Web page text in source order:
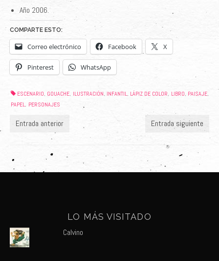
Año 2006.
COMPARTE ESTO:
Correo electrónico Facebook X
Pinterest WhatsApp
ESCENARIO, GOUACHE, ILUSTRACIÓN, INFANTIL, LÁPIZ DE COLOR, LIBRO, PAISAJE,
PAPEL, PERSONAJES
Entrada anterior Entrada siguiente
LO MÁS VISITADO
Calvino